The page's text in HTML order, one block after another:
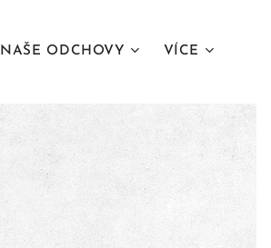
NAŠE ODCHOVY VÍCE